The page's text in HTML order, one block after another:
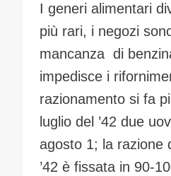
I generi alimentari
più rari, i negozi
mancanza di
impedisce i
razionamento si fa
luglio del ’42 due
agosto 1; la razione
’42 è fissata in 90-